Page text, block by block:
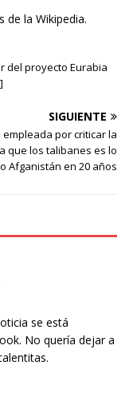
de la Wikipedia.
del proyecto Eurabia
SIGUIENTE
por criticar la
que los talibanes es lo
Afganistán en 20 años
se está
No quería dejar a